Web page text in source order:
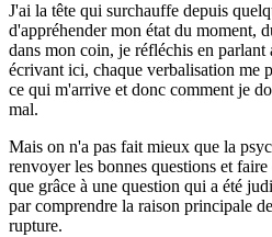
J'ai la tête qui surchauffe depuis
d'appréhender mon état du moment,
dans mon coin, je réfléchis en parlant
écrivant ici, chaque verbalisation me
ce qui m'arrive et donc comment je
mal.
Mais on n'a pas fait mieux que la
renvoyer les bonnes questions et
que grâce à une question qui a été
par comprendre la raison principale
rupture.